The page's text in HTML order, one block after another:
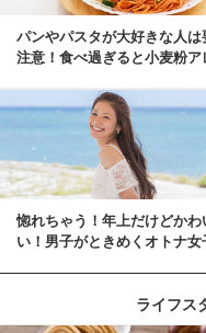
パンやパスタが大好きな人は
注意！食べ過ぎると小麦粉ア
惚れちゃう！年上だけどかわ
い！男子がときめくオトナ女
ライフス